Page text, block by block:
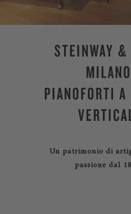
STEINWAY &
MILANO
PIANOFORTI A
Un patrimonio di
passione dal